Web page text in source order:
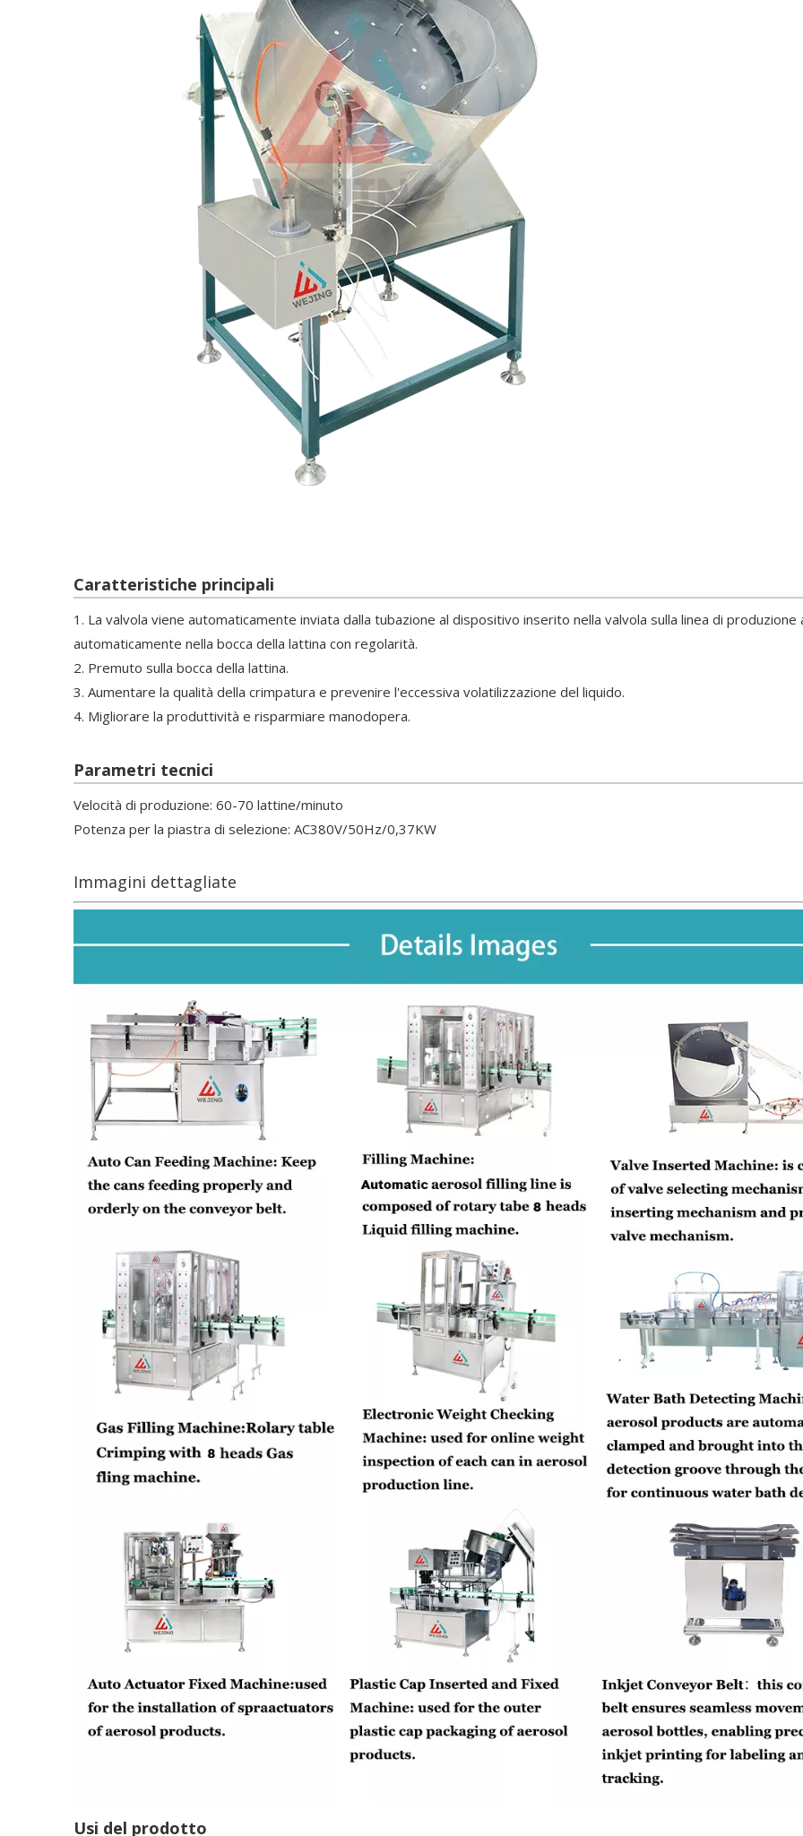
Caratteristiche principali
1. La valvola viene automaticamente inviata dalla tubazione al dispositivo inserito nella valvola sulla linea di
automaticamente nella bocca della lattina con regolarità.
2. Premuto sulla bocca della lattina.
3. Aumentare la qualità della crimpatura e prevenire l'eccessiva volatilizzazione del liquido.
4. Migliorare la produttività e risparmiare manodopera.
Parametri tecnici
Velocità di produzione: 60-70 lattine/minuto
Potenza per la piastra di selezione: AC380V/50Hz/0,37KW
Immagini dettagliate
Usi del prodotto